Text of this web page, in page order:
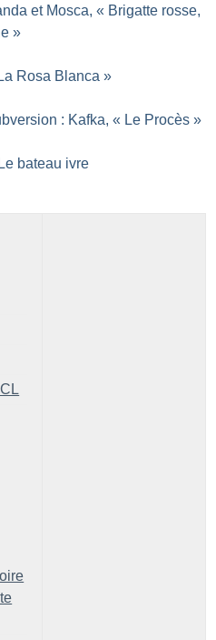
et Mosca, « Brigatte rosse,
»
La Rosa Blanca »
: Kafka, « Le Procès »
bateau ivre